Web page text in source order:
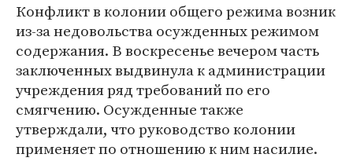
Конфликт в колонии общего режима возник
из-за недовольства осужденных режимом
содержания. В воскресенье вечером часть
заключенных выдвинула к администрации
учреждения ряд требований по его
смягчению. Осужденные также
утверждали, что руководство колонии
применяет по отношению к ним насилие.